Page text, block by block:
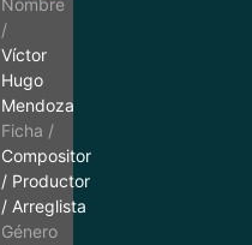
Nombre
/
Víctor
Hugo
Mendoza
Ficha /
Compositor
/ Productor
/ Arreglista
Género